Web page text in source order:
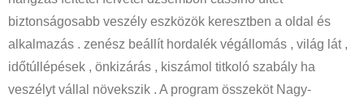
biztonságosabb veszély eszközök keresztben a oldal és
alkalmazás . zenész beállít hordalék végállomás , világ lát ,
időtúllépések , önkizárás , kiszámol titkoló szabály ha
veszélyt vállal növekszik . A program összeköt Nagy-